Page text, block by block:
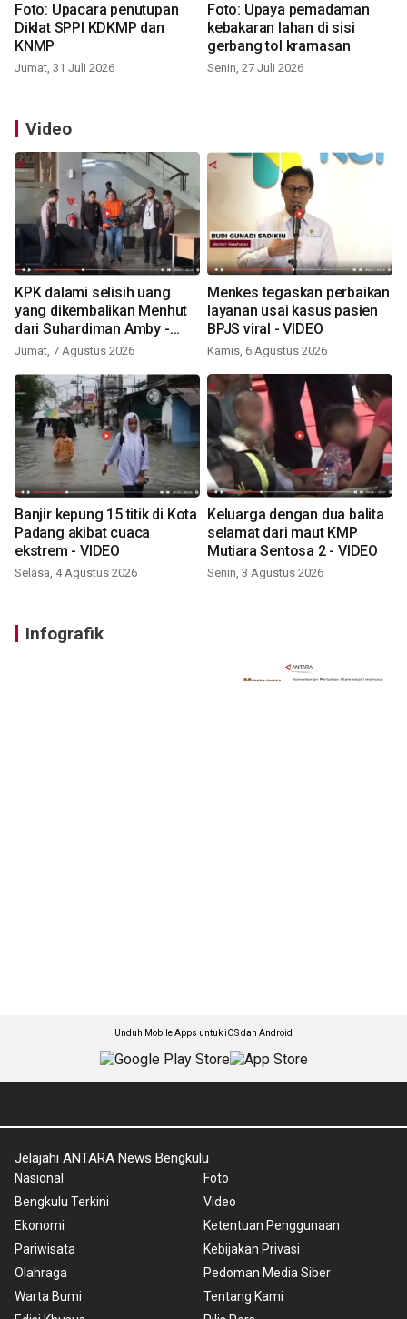
Foto: Upacara penutupan
Diklat SPPI KDKMP dan
KNMP
Jumat, 31 Juli 2026
Foto: Upaya pemadaman
kebakaran lahan di sisi
gerbang tol kramasan
Senin, 27 Juli 2026
Video
KPK dalami selisih uang
yang dikembalikan Menhut
dari Suhardiman Amby -
VIDEO
Jumat, 7 Agustus 2026
Menkes tegaskan perbaikan
layanan usai kasus pasien
BPJS viral - VIDEO
Kamis, 6 Agustus 2026
Banjir kepung 15 titik di Kota
Padang akibat cuaca
ekstrem - VIDEO
Selasa, 4 Agustus 2026
Keluarga dengan dua balita
selamat dari maut KMP
Mutiara Sentosa 2 - VIDEO
Senin, 3 Agustus 2026
Infografik
Unduh Mobile Apps untuk iOS dan Android
Jelajahi ANTARA News Bengkulu
Nasional
Bengkulu Terkini
Ekonomi
Pariwisata
Olahraga
Warta Bumi
Foto
Video
Ketentuan Penggunaan
Kebijakan Privasi
Pedoman Media Siber
Tentang Kami